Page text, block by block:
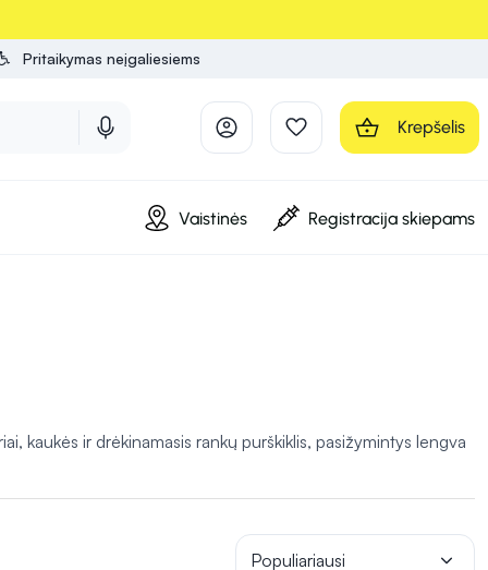
Pritaikymas neįgaliesiems
Krepšelis
Vaistinės Registracija skiepams
kaukės ir drėkinamasis rankų purškiklis, pasižymintys lengva
Populiariausi